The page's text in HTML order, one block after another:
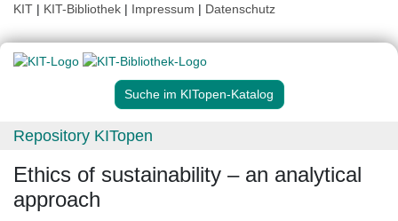
KIT | KIT-Bibliothek | Impressum | Datenschutz
Suche im KITopen-Katalog
Repository KITopen
Ethics of sustainability – an analytical
approach